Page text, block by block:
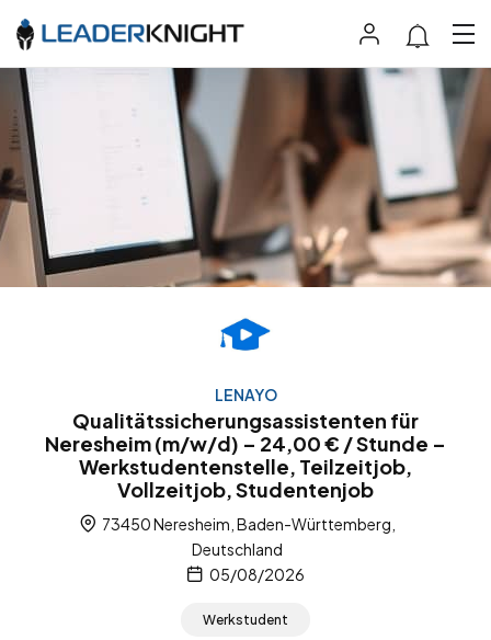
LENAYO
Qualitätssicherungsassistenten für
Neresheim (m/w/d) – 24,00 € / Stunde –
Werkstudentenstelle, Teilzeitjob,
Vollzeitjob, Studentenjob
73450 Neresheim, Baden-Württemberg,
Deutschland
05/08/2026
Werkstudent